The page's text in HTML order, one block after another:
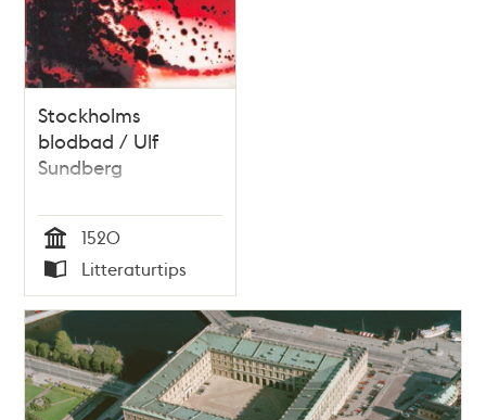
Stockholms
blodbad / Ulf
Sundberg
Tid
1520
Typ
Litteraturtips